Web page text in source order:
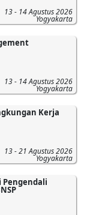
13 - 14 Agustus 2026
Yogyakarta
13 - 14 Agustus 2026
Yogyakarta
Kerja
13 - 21 Agustus 2026
Yogyakarta